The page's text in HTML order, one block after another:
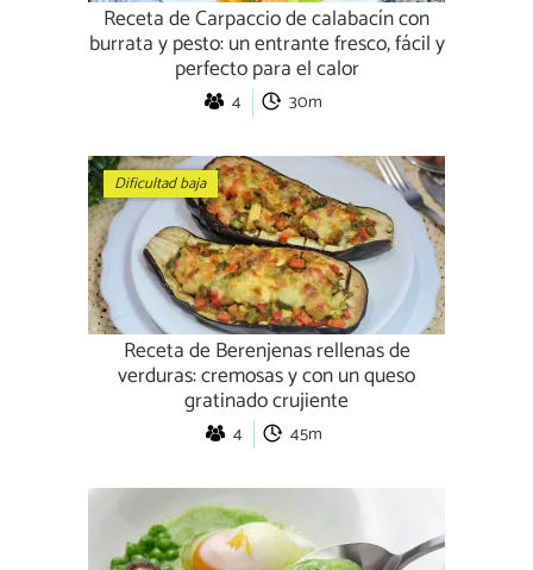
Receta de Carpaccio de calabacín con
burrata y pesto: un entrante fresco, fácil y
perfecto para el calor
4 30m
Dificultad baja
Receta de Berenjenas rellenas de
verduras: cremosas y con un queso
gratinado crujiente
4 45m